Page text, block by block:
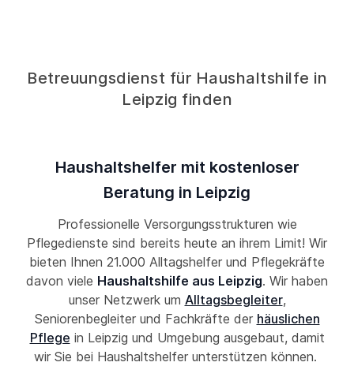
Betreuungsdienst für Haushaltshilfe in
Leipzig finden
Haushaltshelfer mit kostenloser
Beratung in Leipzig
Professionelle Versorgungsstrukturen wie
Pflegedienste sind bereits heute an ihrem Limit! Wir
bieten Ihnen 21.000 Alltagshelfer und Pflegekräfte
davon viele Haushaltshilfe aus Leipzig. Wir haben
unser Netzwerk um Alltagsbegleiter,
Seniorenbegleiter und Fachkräfte der häuslichen
Pflege in Leipzig und Umgebung ausgebaut, damit
wir Sie bei Haushaltshelfer unterstützen können.